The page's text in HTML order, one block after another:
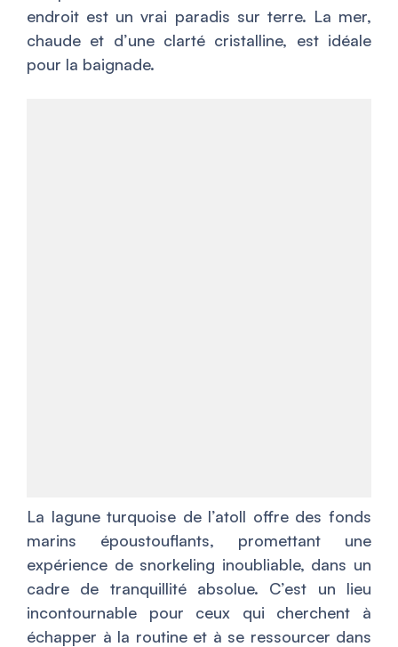
endroit est un vrai paradis sur terre. La mer,
chaude et d’une clarté cristalline, est idéale
pour la baignade.
La lagune turquoise de l’atoll offre des fonds
marins époustouflants, promettant une
expérience de snorkeling inoubliable, dans un
cadre de tranquillité absolue. C’est un lieu
incontournable pour ceux qui cherchent à
échapper à la routine et à se ressourcer dans